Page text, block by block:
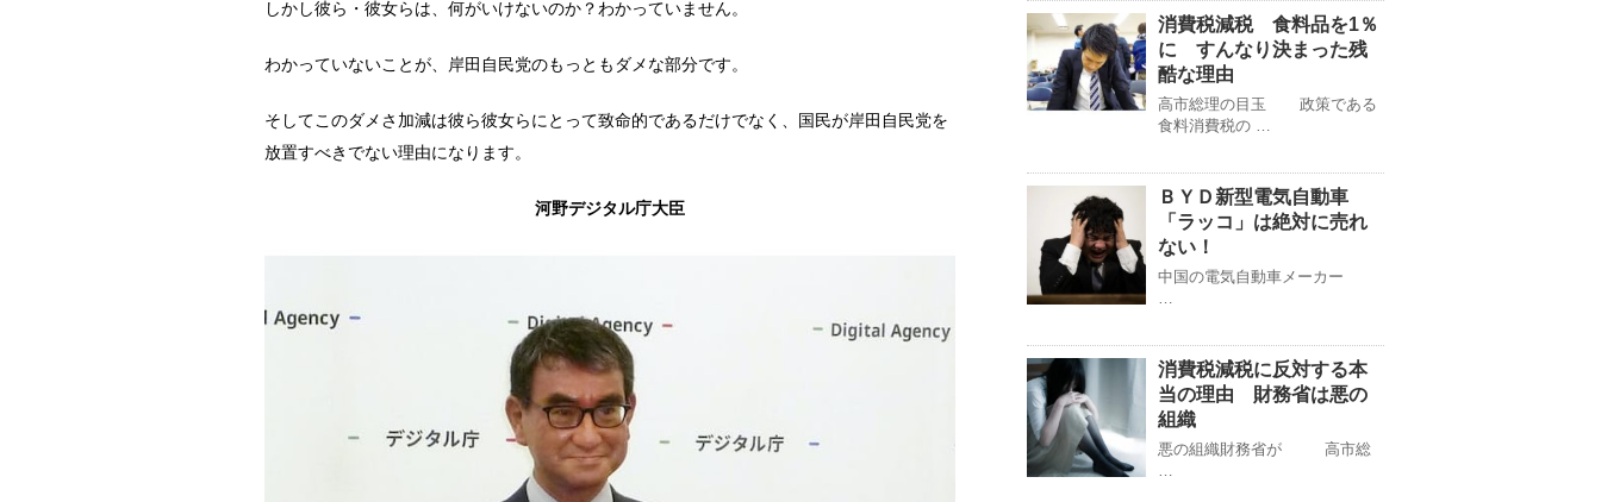
しかし彼ら・彼女らは、何がいけないのか？わかっていません。
わかっていないことが、岸田自民党のもっともダメな部分です。
そしてこのダメさ加減は彼ら彼女らにとって致命的であるだけでなく、国民が岸田自民党を
放置すべきでない理由になります。
河野デジタル庁大臣
消費税減税 食料品を1％
に すんなり決まった残
酷な理由
高市総理の目玉 政策である
食料消費税の …
ＢＹＤ新型電気自動車
「ラッコ」は絶対に売れ
ない！
中国の電気自動車メーカー
…
消費税減税に反対する本
当の理由 財務省は悪の
組織
悪の組織財務省が 高市総
…